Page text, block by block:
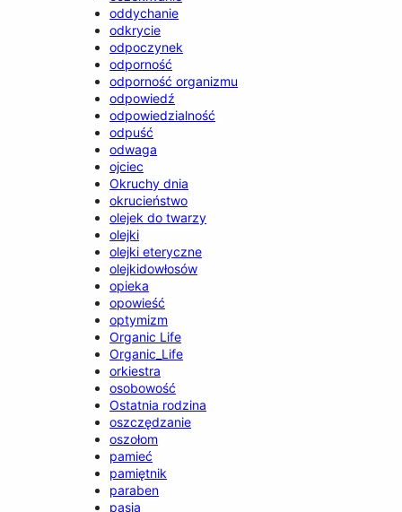
oddychanie
odkrycie
odpoczynek
odporność
odporność organizmu
odpowiedź
odpowiedzialność
odpuść
odwaga
ojciec
Okruchy dnia
okrucieństwo
olejek do twarzy
olejki
olejki eteryczne
olejkidowłosów
opieka
opowieść
optymizm
Organic Life
Organic_Life
orkiestra
osobowość
Ostatnia rodzina
oszczędzanie
oszołom
pamieć
pamiętnik
paraben
pasja